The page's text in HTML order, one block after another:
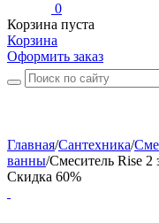
0
Корзина пуста
Корзина
Оформить заказ
Главная/Сантехника/
ванны/Смеситель Rise 2
Скидка 60%